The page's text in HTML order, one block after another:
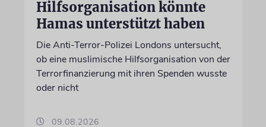
Hilfsorganisation könnte
Hamas unterstützt haben
Die Anti-Terror-Polizei Londons untersucht,
ob eine muslimische Hilfsorganisation von der
Terrorfinanzierung mit ihren Spenden wusste
oder nicht
09.08.2026